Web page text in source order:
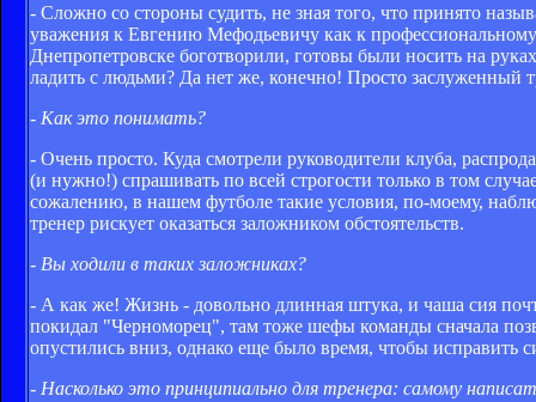
- Сложно со стороны судить, не зная того, что принято
уважения к Евгению Мефодьевичу как к профессиональному
Днепропетровске боготворили, готовы были носить на
ладить с людьми? Да нет же, конечно! Просто заслуженный
- Как это понимать?
- Очень просто. Куда смотрели руководители клуба,
(и нужно!) спрашивать по всей строгости только в том
сожалению, в нашем футболе такие условия, по-моему,
тренер рискует оказаться заложником обстоятельств.
- Вы ходили в таких заложниках?
- А как же! Жизнь - довольно длинная штука, и чаша сия
покидал "Черноморец", там тоже шефы команды сначала
опустились вниз, однако еще было время, чтобы
- Насколько это принципиально для тренера: самому